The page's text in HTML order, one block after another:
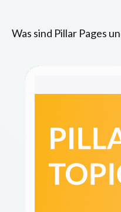
Was sind Pillar Pages